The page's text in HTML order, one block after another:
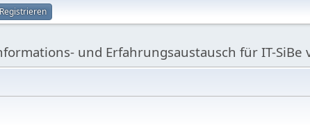
Registrieren
und Erfahrungsaustausch für IT-